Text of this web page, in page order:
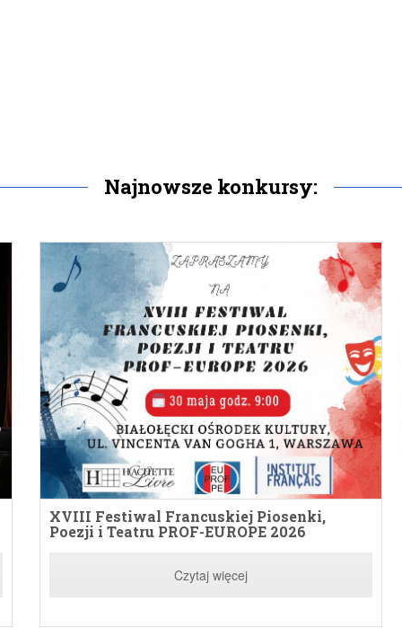
Najnowsze konkursy:
XVIII Festiwal Francuskiej Piosenki,
Poezji i Teatru PROF-EUROPE 2026
Czytaj więcej